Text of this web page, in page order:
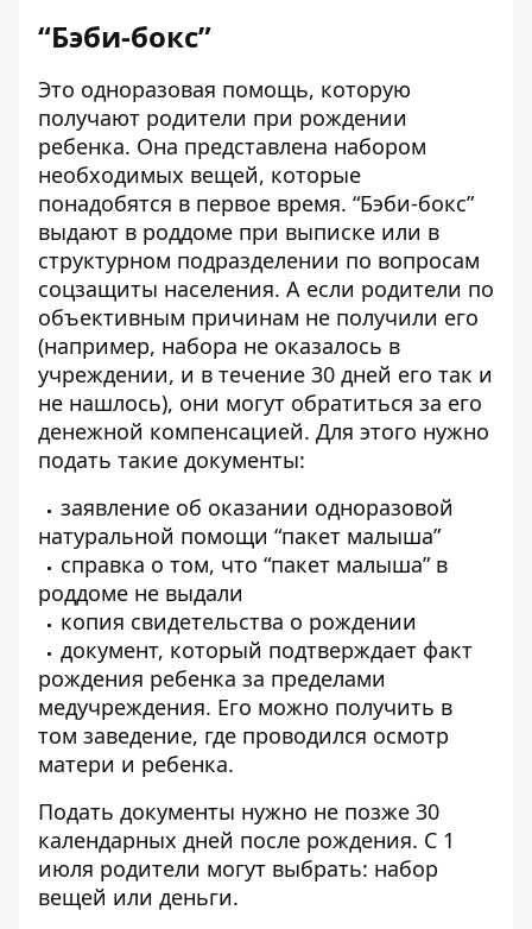
“Бэби-бокс”
Это одноразовая помощь, которую
получают родители при рождении
ребенка. Она представлена набором
необходимых вещей, которые
понадобятся в первое время. “Бэби-бокс”
выдают в роддоме при выписке или в
структурном подразделении по вопросам
соцзащиты населения. А если родители по
объективным причинам не получили его
(например, набора не оказалось в
учреждении, и в течение 30 дней его так и
не нашлось), они могут обратиться за его
денежной компенсацией. Для этого нужно
подать такие документы:
заявление об оказании одноразовой
натуральной помощи “пакет малыша”
справка о том, что “пакет малыша” в
роддоме не выдали
копия свидетельства о рождении
документ, который подтверждает факт
рождения ребенка за пределами
медучреждения. Его можно получить в
том заведение, где проводился осмотр
матери и ребенка.
Подать документы нужно не позже 30
календарных дней после рождения. С 1
июля родители могут выбрать: набор
вещей или деньги.